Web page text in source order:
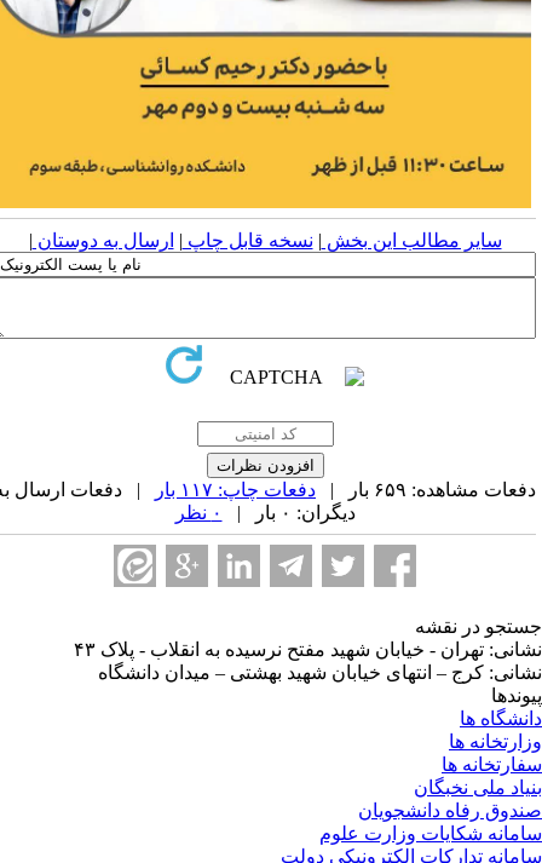
سایر مطالب این بخش | نسخه قابل چاپ| ارسال به دوستان|
مشاهده: ۶۵۹ بار | دفعات چاپ: ۱۱۷ بار
| دفعات ارسال به
دیگران: ۰ بار |
در نقشه
تهران - خیابان شهید مفتح نرسیده به انقلاب - پلاک ۴۳
کرج – انتهای خیابان شهید بهشتی – میدان دانشگاه
ها
ها
ها
ملی نخبگان
رفاه دانشجویان
شکایات وزارت علوم
تدارکات الکترونیکی دولت